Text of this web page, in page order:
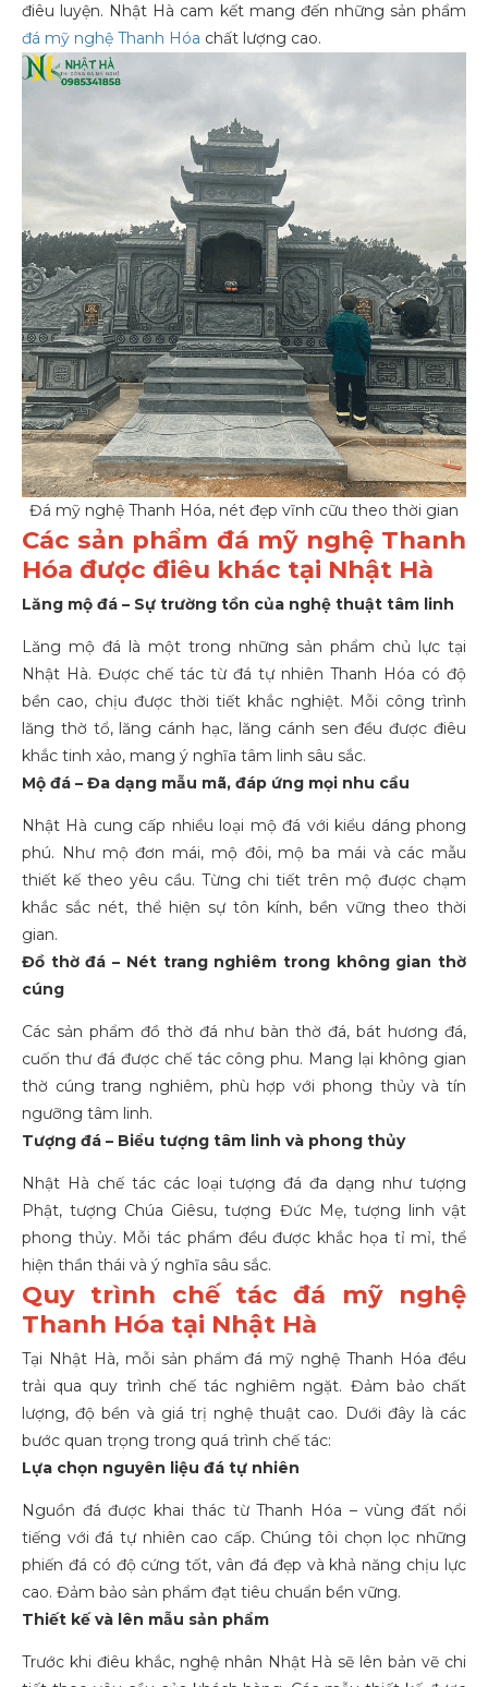
điêu luyện. Nhật Hà cam kết mang đến những sản phẩm
đá mỹ nghệ Thanh Hóa chất lượng cao.
Đá mỹ nghệ Thanh Hóa, nét đẹp vĩnh cữu theo thời gian
Các sản phẩm đá mỹ nghệ Thanh
Hóa được điêu khác tại Nhật Hà
Lăng mộ đá – Sự trường tồn của nghệ thuật tâm linh
Lăng mộ đá là một trong những sản phẩm chủ lực tại
Nhật Hà. Được chế tác từ đá tự nhiên Thanh Hóa có độ
bền cao, chịu được thời tiết khắc nghiệt. Mỗi công trình
lăng thờ tổ, lăng cánh hạc, lăng cánh sen đều được điêu
khắc tinh xảo, mang ý nghĩa tâm linh sâu sắc.
Mộ đá – Đa dạng mẫu mã, đáp ứng mọi nhu cầu
Nhật Hà cung cấp nhiều loại mộ đá với kiểu dáng phong
phú. Như mộ đơn mái, mộ đôi, mộ ba mái và các mẫu
thiết kế theo yêu cầu. Từng chi tiết trên mộ được chạm
khắc sắc nét, thể hiện sự tôn kính, bền vững theo thời
gian.
Đồ thờ đá – Nét trang nghiêm trong không gian thờ
cúng
Các sản phẩm đồ thờ đá như bàn thờ đá, bát hương đá,
cuốn thư đá được chế tác công phu. Mang lại không gian
thờ cúng trang nghiêm, phù hợp với phong thủy và tín
ngưỡng tâm linh.
Tượng đá – Biểu tượng tâm linh và phong thủy
Nhật Hà chế tác các loại tượng đá đa dạng như tượng
Phật, tượng Chúa Giêsu, tượng Đức Mẹ, tượng linh vật
phong thủy. Mỗi tác phẩm đều được khắc họa tỉ mỉ, thể
hiện thần thái và ý nghĩa sâu sắc.
Quy trình chế tác đá mỹ nghệ
Thanh Hóa tại Nhật Hà
Tại Nhật Hà, mỗi sản phẩmđá mỹ nghệ Thanh Hóa đều
trải qua quy trình chế tác nghiêm ngặt. Đảm bảo chất
lượng, độ bền và giá trị nghệ thuật cao. Dưới đây là các
bước quan trọng trong quá trình chế tác:
Lựa chọn nguyên liệu đá tự nhiên
Nguồn đá được khai thác từ Thanh Hóa – vùng đất nổi
tiếng với đá tự nhiên cao cấp. Chúng tôi chọn lọc những
phiến đá có độ cứng tốt, vân đá đẹp và khả năng chịu lực
cao. Đảm bảo sản phẩm đạt tiêu chuẩn bền vững.
Thiết kế và lên mẫu sản phẩm
Trước khi điêu khắc, nghệ nhân Nhật Hà sẽ lên bản vẽ chi